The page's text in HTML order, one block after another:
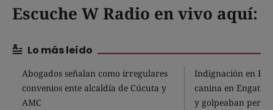
Escuche W Radio en vivo aquí:
Lo más leído
Abogados señalan como irregulares
convenios ente alcaldía de Cúcuta y
AMC
Indignación en
canina en
y golpeaban perros